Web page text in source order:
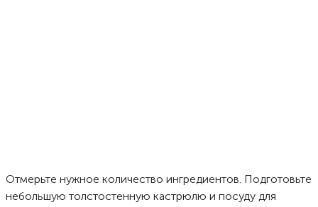
Отмерьте нужное количество ингредиентов. Подготовьте
небольшую толстостенную кастрюлю и посуду для